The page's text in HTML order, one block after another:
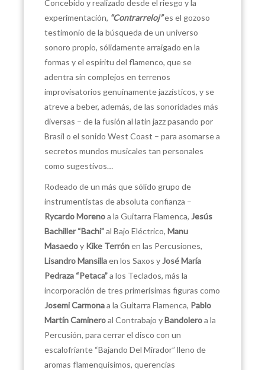
Concebido y realizado desde el riesgo y la
experimentación, “Contrarreloj”es el gozoso
testimonio de la búsqueda de un universo
sonoro propio, sólidamente arraigado en la
formas y el espíritu del flamenco, que se
adentra sin complejos en terrenos
improvisatorios genuinamente jazzísticos, y se
atreve a beber, además, de las sonoridades más
diversas – de la fusión al latin jazz pasando por
Brasil o el sonido West Coast – para asomarse a
secretos mundos musicales tan personales
como sugestivos…
Rodeado de un más que sólido grupo de
instrumentistas de absoluta confianza –
Rycardo Morenoa la Guitarra Flamenca, Jesús
Bachiller “Bachi”al Bajo Eléctrico, Manu
Masaedoy Kike Terrónen las Percusiones,
Lisandro Mansillaen los Saxos y José María
Pedraza “Petaca”a los Teclados, más la
incorporación de tres primerísimas figuras como
Josemi Carmonaa la Guitarra Flamenca, Pablo
Martín Camineroal Contrabajo yBandoleroa la
Percusión, para cerrar el disco con un
escalofriante “Bajando Del Mirador” lleno de
aromas flamenquísimos, querencias